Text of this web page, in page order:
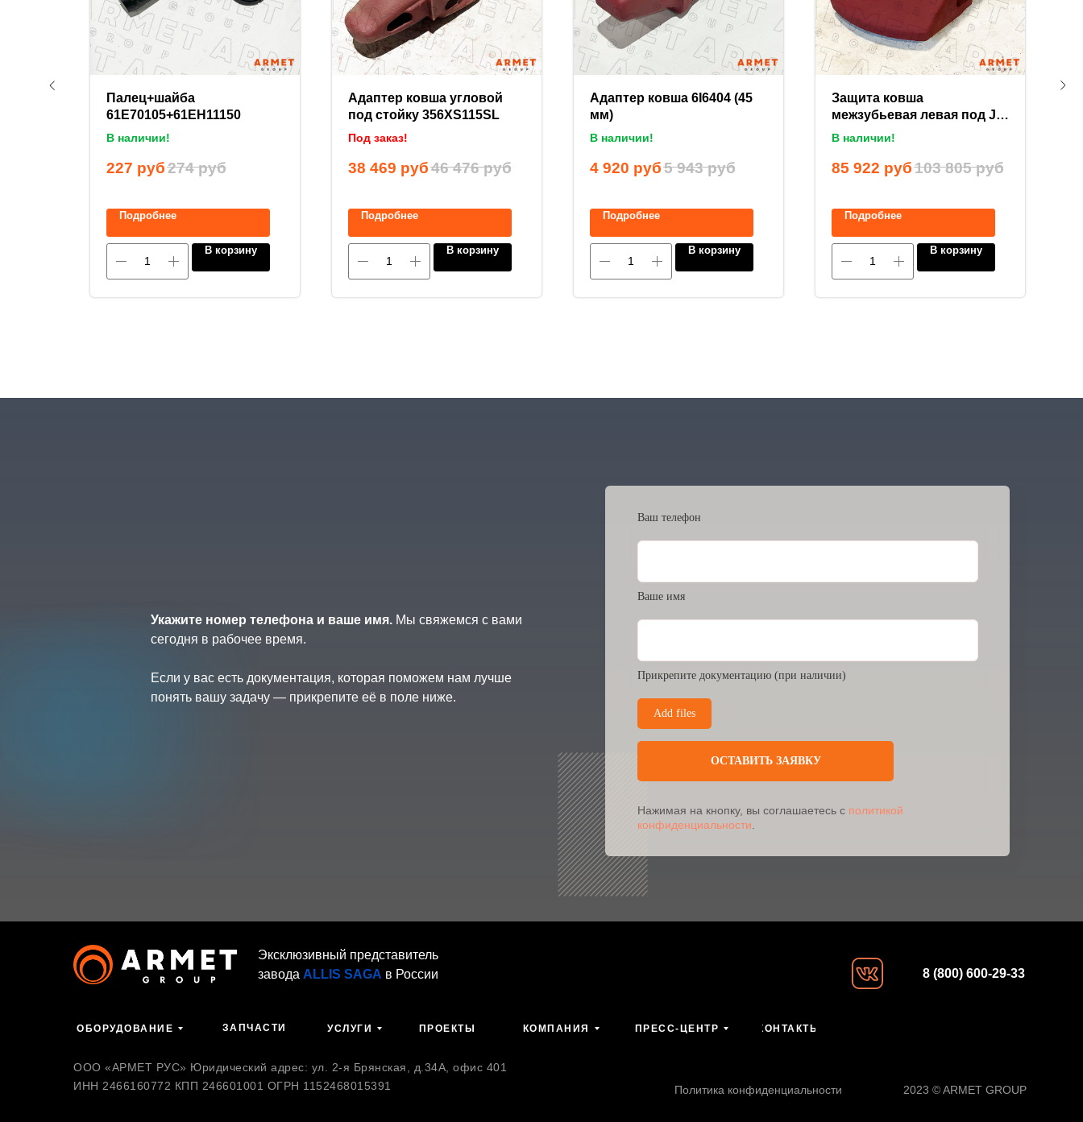
Палец+шайба
61E70105+61EH11150
В наличии!
227 руб274 руб
Подробнее
В корзину
Адаптер ковша угловой
под стойку 356XS115SL
Под заказ!
38 469 руб46 476 руб
Подробнее
В корзину
Адаптер ковша 6I6404 (45
мм)
В наличии!
4 920 руб5 943 руб
Подробнее
В корзину
Защита ковша
межзубьевая левая под J-
болт LS4751400JL
В наличии!
85 922 руб103 805 руб
Подробнее
В корзину
Укажите номер телефона и ваше имя. Мы свяжемся с вами
сегодня в рабочее время.
Если у вас есть документация, которая поможем нам лучше
понять вашу задачу — прикрепите её в поле ниже.
Нажимая на кнопку, вы соглашаетесь с политикой
конфиденциальности
Ваш телефон
Ваше имя
Прикрепите документацию (при наличии)
Add files
ОСТАВИТЬ ЗАЯВКУ
ООО «АРМЕТ РУС» Юридический адрес: ул. 2-я Брянская, д.34А, офис 401
ИНН 2466160772 КПП 246601001 ОГРН 1152468015391
2023 © ARMET GROUP
Политика конфиденциальности
8 (800) 600-29-33
ОБОРУДОВАНИЕ ПРОЕКТЫ КОМПАНИЯ ПРЕСС-ЦЕНТР КОНТАКТЫ
УСЛУГИ
ЗАПЧАСТИ
Эксклюзивный представитель
завода ALLIS SAGA в России